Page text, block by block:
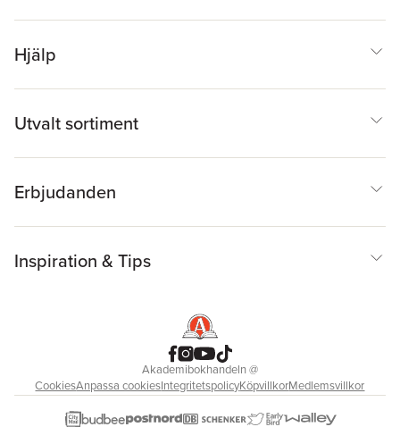
Hjälp
Utvalt sortiment
Erbjudanden
Inspiration & Tips
Akademibokhandeln@
CookiesAnpassa cookiesIntegritetspolicyKöpvillkorMedlemsvillkor